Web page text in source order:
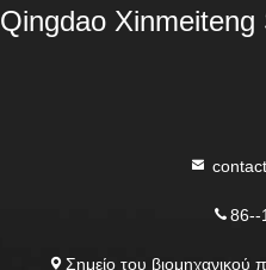
Qingdao
86--
Σημείο του